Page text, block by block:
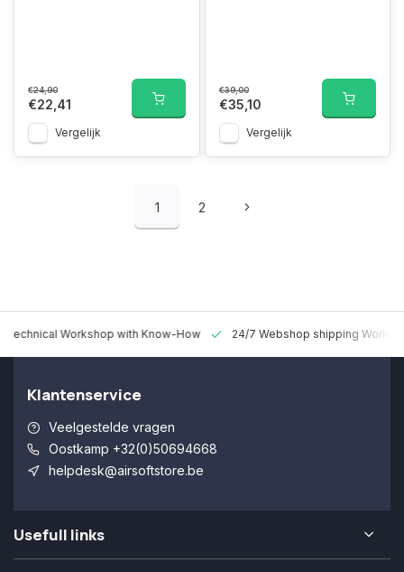
€24,90
€22,41
Vergelijk
€39,00
€35,10
Vergelijk
1 2
Technical Workshop with Know-How 24/7 Webshop shipping
Klantenservice
Veelgestelde vragen
Oostkamp +32(0)50694668
helpdesk@airsoftstore.be
Usefull links